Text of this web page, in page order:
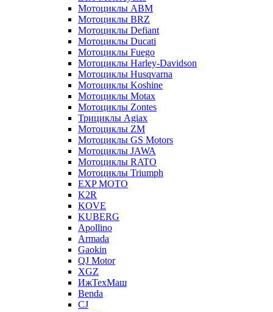
Мотоциклы ABM
Мотоциклы BRZ
Мотоциклы Defiant
Мотоциклы Ducati
Мотоциклы Fuego
Мотоциклы Harley-Davidson
Мотоциклы Husqvarna
Мотоциклы Koshine
Мотоциклы Motax
Мотоциклы Zontes
Трициклы Agiax
Мотоциклы ZM
Мотоциклы GS Motors
Мотоциклы JAWA
Мотоциклы RATO
Мотоциклы Triumph
EXP MOTO
K2R
KOVE
KUBERG
Apollino
Armada
Gaokin
QJ Motor
XGZ
ИжТехМаш
Benda
CJ